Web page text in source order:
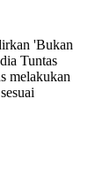
'Bukan
Tuntas
melakukan